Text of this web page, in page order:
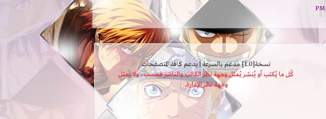
نسخة[1.0] مدعَم بالسرعة | يدعم كافة المتصفحات
كُل ما يُكتب أو يُنشر يُمثل وجهة نظر الكاتب والناشر فحسب، ولا يمثل
وجهة نظر الإدارة.